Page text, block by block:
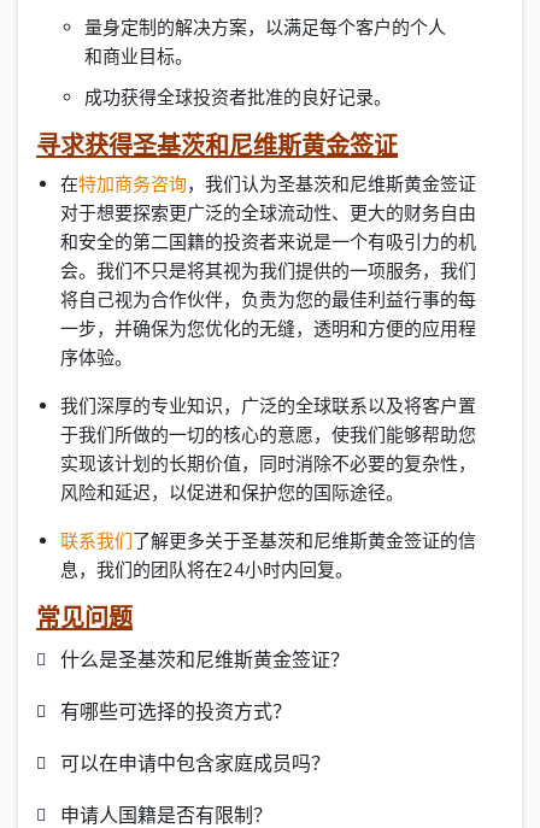
量身定制的解决方案，以满足每个客户的个人
和商业目标。
成功获得全球投资者批准的良好记录。
寻求获得圣基茨和尼维斯黄金签证
在特加商务咨询，我们认为圣基茨和尼维斯黄金签证
对于想要探索更广泛的全球流动性、更大的财务自由
和安全的第二国籍的投资者来说是一个有吸引力的机
会。我们不只是将其视为我们提供的一项服务，我们
将自己视为合作伙伴，负责为您的最佳利益行事的每
一步，并确保为您优化的无缝，透明和方便的应用程
序体验。
我们深厚的专业知识，广泛的全球联系以及将客户置
于我们所做的一切的核心的意愿，使我们能够帮助您
实现该计划的长期价值，同时消除不必要的复杂性，
风险和延迟，以促进和保护您的国际途径。
联系我们了解更多关于圣基茨和尼维斯黄金签证的信
息，我们的团队将在24小时内回复。
常见问题
什么是圣基茨和尼维斯黄金签证？
有哪些可选择的投资方式？
可以在申请中包含家庭成员吗？
申请人国籍是否有限制？